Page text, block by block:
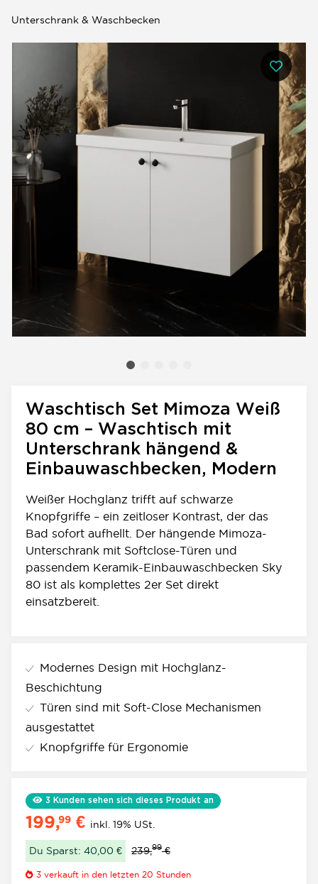
Unterschrank & Waschbecken
Waschtisch Set Mimoza Weiß
80 cm – Waschtisch mit
Unterschrank hängend &
Einbauwaschbecken, Modern
Weißer Hochglanz trifft auf schwarze
Knopfgriffe – ein zeitloser Kontrast, der das
Bad sofort aufhellt. Der hängende Mimoza-
Unterschrank mit Softclose-Türen und
passendem Keramik-Einbauwaschbecken Sky
80 ist als komplettes 2er Set direkt
einsatzbereit.
Modernes Design mit Hochglanz-
Beschichtung
Türen sind mit Soft-Close Mechanismen
ausgestattet
Knopfgriffe für Ergonomie
3 Kunden sehen sich dieses Produkt an
199,99 € inkl. 19% USt.
Du Sparst: 40,00 € 239,99€
3 verkauft in den letzten 20 Stunden